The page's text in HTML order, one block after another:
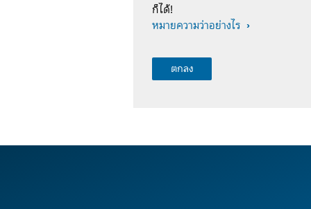
ก็ได้!
หมายความว่าอย่างไร